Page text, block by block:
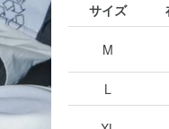
サイズ
M
L